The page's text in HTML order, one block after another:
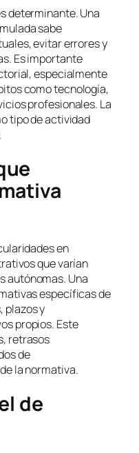
determinante. Una
sabe
evitar errores y
Es importante
especialmente
como tecnología,
profesionales. La
tipo de actividad
en
que varían
autónomas. Una
específicas de
plazos y
propios. Este
retrasos
de
la normativa.
de